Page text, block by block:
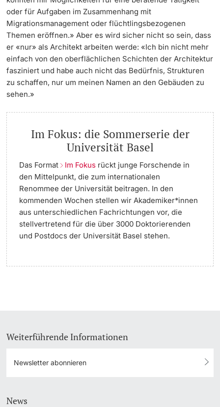
oder für Aufgaben im Zusammenhang mit
Migrationsmanagement oder flüchtlingsbezogenen
Themen eröffnen.» Aber es wird sicher nicht so sein, dass
er «nur» als Architekt arbeiten werde: «Ich bin nicht mehr
einfach von den oberflächlichen Schichten der Architektur
fasziniert und habe auch nicht das Bedürfnis, Strukturen
zu schaffen, nur um meinen Namen an den Gebäuden zu
sehen.»
Im Fokus: die Sommerserie der
Universität Basel
Das Format Im Fokus rückt junge Forschende in
den Mittelpunkt, die zum internationalen
Renommee der Universität beitragen. In den
kommenden Wochen stellen wir Akademiker*innen
aus unterschiedlichen Fachrichtungen vor, die
stellvertretend für die über 3000 Doktorierenden
und Postdocs der Universität Basel stehen.
Weiterführende Informationen
Newsletter abonnieren
News